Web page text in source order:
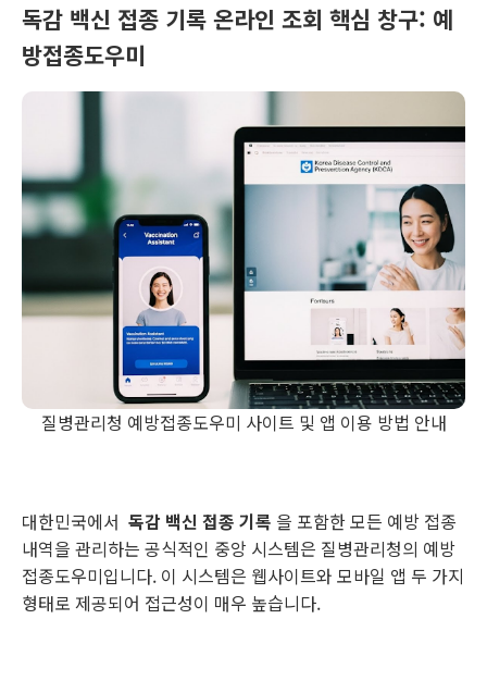
독감 백신 접종 기록 온라인 조회 핵심 창구: 예
방접종도우미
질병관리청 예방접종도우미 사이트 및 앱 이용 방법 안내
대한민국에서 독감 백신 접종 기록 을 포함한 모든 예방 접종
내역을 관리하는 공식적인 중앙 시스템은 질병관리청의 예방
접종도우미입니다. 이 시스템은 웹사이트와 모바일 앱 두 가지
형태로 제공되어 접근성이 매우 높습니다.